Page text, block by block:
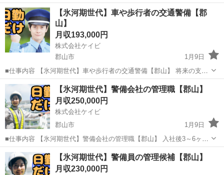
パーなどの駐車場における警備業務、工事現場等での交通誘導をお任
せします。 立ち仕事ではありますが、力を使う仕事はありません。年
齢を問わず活躍できる環...
福島 郡山市 警備員 未経験
【氷河期世代】車や歩行者の交通警備【郡
山】
月収193,000円
株式会社ケイビ
郡山市
1月9日
■仕事内容 【氷河期世代】車や歩行者の交通警備【郡山】 将来の支店
長や警備隊長、人事、総務などの管理職候補として警備業務全般をお
任せします。 ・スーバーや施設の駐車場内での案内、誘導 ・イベント
会場での人の整理、...
福島 郡山市 警備員 未経験
【氷河期世代】警備会社の管理職【郡山】
月収250,000円
株式会社ケイビ
郡山市
1月9日
■仕事内容 【氷河期世代】警備会社の管理職【郡山】 入社後3～6ヶ月
程度は、交通誘導警備業務検定２級の資格取得と当社の業務体制等を
知って頂く為に現場に出て頂きますが、その後は管理職候補として、
事務所にて支店長補佐など...
福島 郡山市 警備員 業務
【氷河期世代】警備員の管理候補【郡山】
月収230,000円